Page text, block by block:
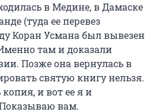
в Медине, в Дамаске
(туда ее перевез
Коран Усмана был вывезен
там и доказали
Позже она вернулась в
святую книгу нельзя.
и вот ее я и
вам.